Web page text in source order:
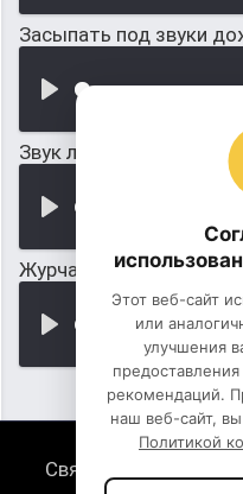
Засыпать под звуки
Звук летнего дождя, с
Журчание водопада,
Связь с нами
Этот веб-сайт
или
улучшения
рекомендаций.
наш веб-сайт,
Политикой